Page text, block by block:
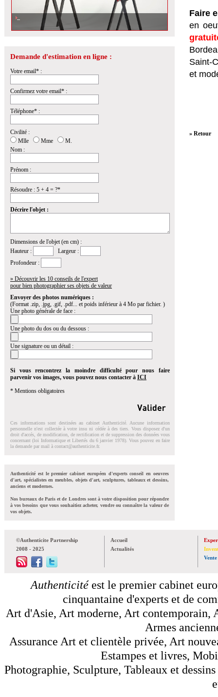
Demande d'estimation en ligne :
Votre email* :
Confirmez votre email* :
Téléphone* :
Civilité :
Mlle
Mme
M.
Nom :
Prénom :
Résoudre : 5 + 4 = ?*
Décrire l'objet :
Dimensions de l'objet (en cm) :
Hauteur :
Largeur :
Profondeur :
» Découvrir les 10 conseils de l'expert
pour bien photographier ses objets de valeur
Envoyer des photos numériques :
(Format .zip, .jpg, .gif, .pdf... et poids inférieur à 4 Mo par fichier. )
Une photo générale de face :
Une photo du dos ou du dessous :
Une signature ou un détail :
Si vous rencontrez la moindre difficulté pour nous faire
parvenir vos images, vous pouvez nous contacter à ICI
* Mentions obligatoires
Ces informations sont destinées au cabinet Authenticité. Aucune information
personnelle n'est collectée à votre insu ni cédée à des tiers. Vous disposez d'un
droit d'accés, de modification, de rectification et de suppression des données vous
concernant (loi Informatique et Libertés du 6 janvier 1978). Vous pouvez en faire
la demande par mail à contact@authenticite.fr.
Authenticité est le premier cabinet européen d'experts conseil en oeuvres
d'art, spécialistes en meubles, objets d'art, sculptures, tableaux et dessins,
anciens et modernes.
Nos bureaux de Paris et de Londres sont à votre disposition pour répondre
à vos besoins que vous souhaitiez acheter, vendre ou connaître la valeur de
vos objets.
Faire
en
Saint-
et
» Retour
©Authenticite Partnership
2008 - 2025
Accueil
Actualités
Vente
Authenticitéest le premier cabinet
cinquantaine d'experts et de
Art d'Asie, Art moderne, Art contemporain,
Armes
Assurance Art et clientèle privée, Art
Estampes et livres,
Photographie, Sculpture, Tableaux et